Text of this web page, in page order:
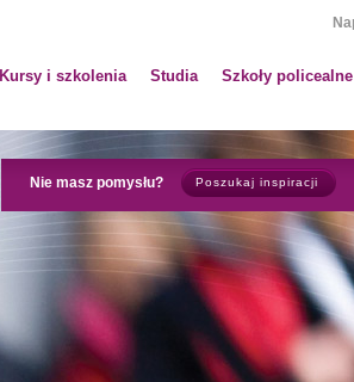
Kursy i szkolenia Studia Szkoły policealne
Nie masz pomysłu? Poszukaj inspiracji